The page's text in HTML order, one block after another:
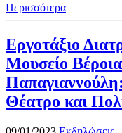
Περισσότερα
Εργοτάξιο
Μουσείο
Θέατρο και